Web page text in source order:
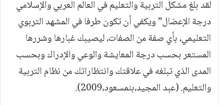
لقد بلغ مشكل التربية والتعليم في العالم العربي والإسلامي
درجة الإعضال” ويكفي أن تكون طرفا في المشهد التربوي
التعليمي، بأي صفة من الصفات، ليصيبك غبارها وشررها
المستعر بحسب درجة المعايشة والوعي والإدراك وبحسب
المدى الذي تبلغه في علاقتك وانتظاراتك من نظام التربية
والتعليم. (عبد المجيد،بنمسعود،2009).